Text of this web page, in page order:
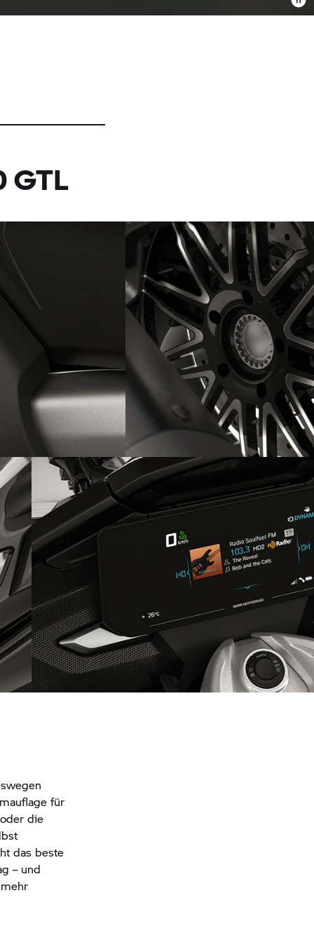
GTL
Hochwertiges Option 719
Schmiederad Classic
für
die
das beste
– und